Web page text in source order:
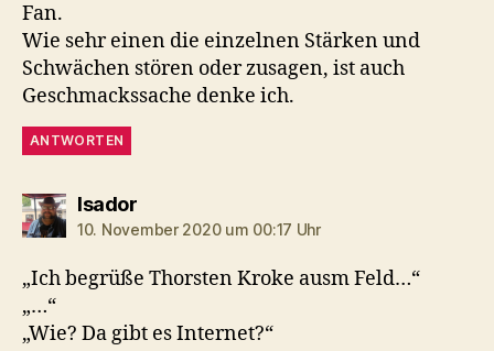
Fan.
Wie sehr einen die einzelnen Stärken und
Schwächen stören oder zusagen, ist auch
Geschmackssache denke ich.
ANTWORTEN
Isadorsagt:
10. November 2020 um 00:17 Uhr
„Ich begrüße Thorsten Kroke ausm Feld…“
„…“
„Wie? Da gibt es Internet?“